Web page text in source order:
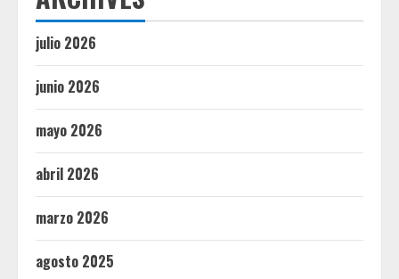
julio 2026
junio 2026
mayo 2026
abril 2026
marzo 2026
agosto 2025